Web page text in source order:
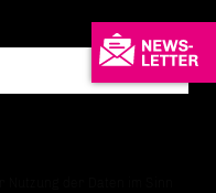
der Daten im Sinn